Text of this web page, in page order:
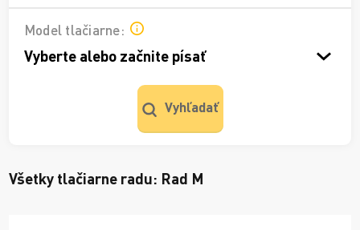
Model tlačiarne:
Vyberte alebo začnite písať
Vyhľadať
Všetky tlačiarne radu: Rad M